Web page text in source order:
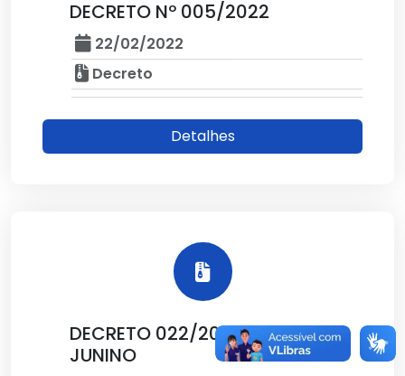
DECRETO Nº 005/2022
22/02/2022
Decreto
Detalhes
DECRETO 022/2022 RECESSO
JUNINO